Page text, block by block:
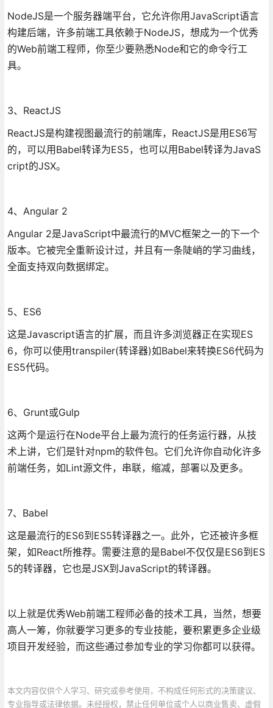
NodeJS是一个服务器端平台，它允许你用JavaScript语言
构建后端，许多前端工具依赖于NodeJS，想成为一个优秀
的Web前端工程师，你至少要熟悉Node和它的命令行工
具。
3、ReactJS
ReactJS是构建视图最流行的前端库，ReactJS是用ES6写
的，可以用Babel转译为ES5，也可以用Babel转译为JavaS
cript的JSX。
4、Angular 2
Angular 2是JavaScript中最流行的MVC框架之一的下一个
版本。它被完全重新设计过，并且有一条陡峭的学习曲线，
全面支持双向数据绑定。
5、ES6
这是Javascript语言的扩展，而且许多浏览器正在实现ES
6，你可以使用transpiler(转译器)如Babel来转换ES6代码为
ES5代码。
6、Grunt或Gulp
这两个是运行在Node平台上最为流行的任务运行器，从技
术上讲，它们是针对npm的软件包。它们允许你自动化许多
前端任务，如Lint源文件，串联，缩减，部署以及更多。
7、Babel
这是最流行的ES6到ES5转译器之一。此外，它还被许多框
架，如React所推荐。需要注意的是Babel不仅仅是ES6到ES
5的转译器，它也是JSX到JavaScript的转译器。
以上就是优秀Web前端工程师必备的技术工具，当然，想要
高人一筹，你就要学习更多的专业技能，要积累更多企业级
项目开发经验，而这些通过参加专业的学习你都可以获得。
本文内容仅供个人学习、研究或参考使用，不构成任何形式的决策建议、
专业指导或法律依据。未经授权，禁止任何单位或个人以商业售卖、虚假